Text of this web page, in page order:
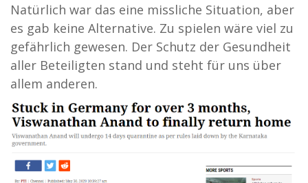
Natürlich war das eine missliche Situation, aber
es gab keine Alternative. Zu spielen wäre viel zu
gefährlich gewesen. Der Schutz der Gesundheit
aller Beteiligten stand und steht für uns über
allem anderen.